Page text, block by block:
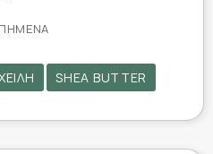
SHEA BUTTER